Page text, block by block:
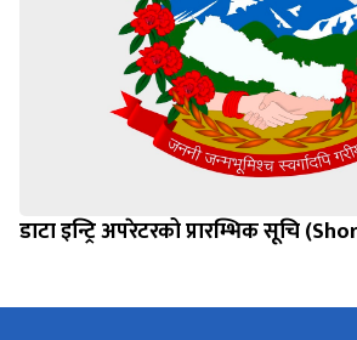
डाटा इन्ट्रि अपरेटरको प्रारम्भिक सूचि